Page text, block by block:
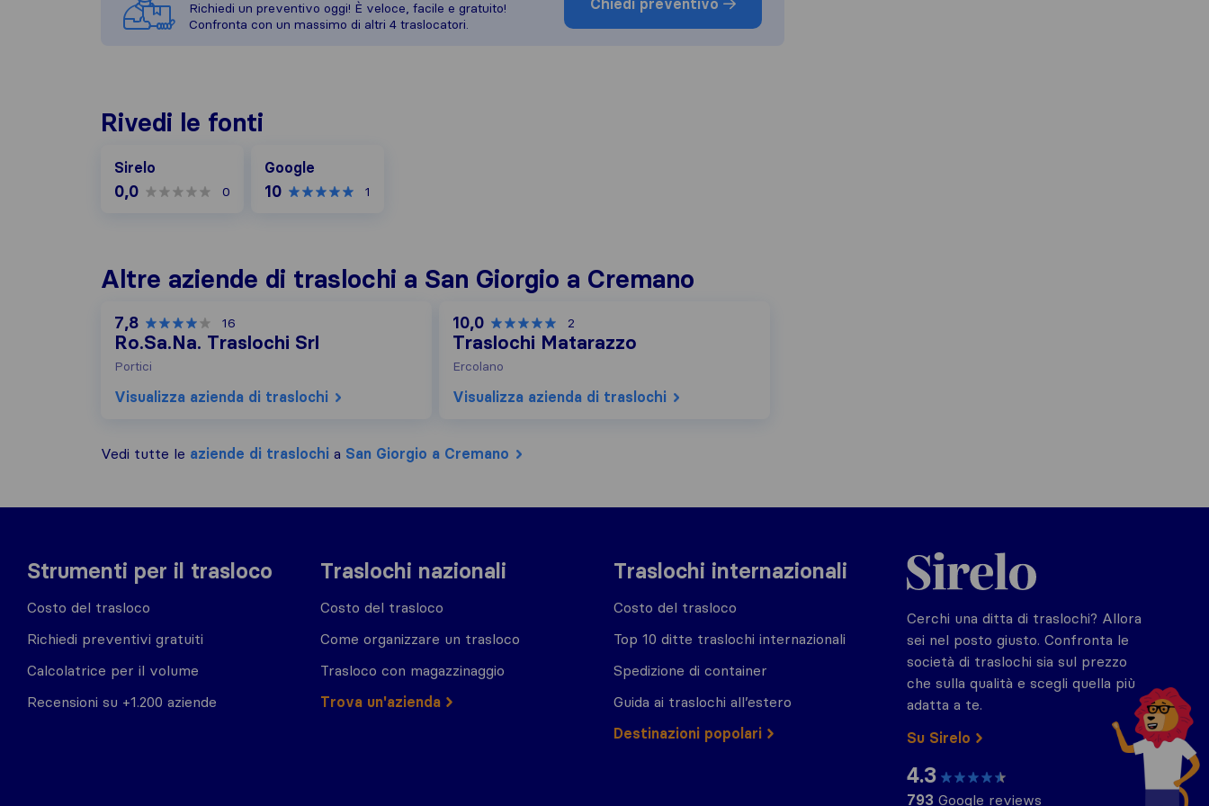
Richiedi un preventivo oggi! È veloce, facile e gratuito!
Confronta con un massimo di altri 4 traslocatori.
Rivedi le fonti
Sirelo
0,0 0
Google
10 1
Altre aziende di traslochi a San Giorgio a Cremano
7,8 16
Ro.Sa.Na. Traslochi Srl
Portici
Visualizza azienda di traslochi
10,0 2
Traslochi Matarazzo
Ercolano
Visualizza azienda di traslochi
Vedi tutte le aziende di traslochi a San Giorgio a Cremano
Strumenti per il trasloco
Costo del trasloco
Richiedi preventivi gratuiti
Calcolatrice per il volume
Recensioni su +1.200 aziende
Traslochi nazionali
Costo del trasloco
Come organizzare un trasloco
Trasloco con magazzinaggio
Trova un'azienda
Traslochi internazionali
Costo del trasloco
Top 10 ditte traslochi internazionali
Spedizione di container
Guida ai traslochi all’estero
Destinazioni popolari
Sirelo.it
Cerchi una ditta di traslochi? Allora
sei nel posto giusto. Confronta le
società di traslochi sia sul prezzo
che sulla qualità e scegli quella più
adatta a te.
Su Sirelo
4.3
793 Google reviews